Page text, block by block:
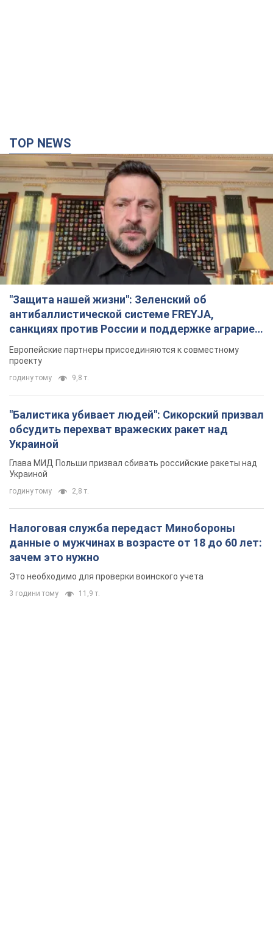
TOP NEWS
"Защита нашей жизни": Зеленский об
антибаллистической системе FREYJA,
санкциях против России и поддержке аграриев.
Видео
Европейские партнеры присоединяются к совместному
проекту
годину тому 9,8 т.
"Балистика убивает людей": Сикорский призвал
обсудить перехват вражеских ракет над
Украиной
Глава МИД Польши призвал сбивать российские ракеты над
Украиной
годину тому 2,8 т.
Налоговая служба передаст Минобороны
данные о мужчинах в возрасте от 18 до 60 лет:
зачем это нужно
Это необходимо для проверки воинского учета
3 години тому 11,9 т.